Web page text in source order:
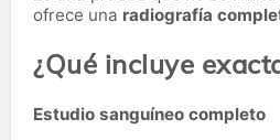
ofrece una radiografía
¿Qué incluye
Estudio sanguíneo completo